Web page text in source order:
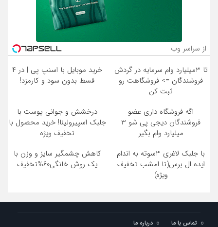
از سراسر وب
تا 3میلیارد وام سرمایه در گردش
فروشندگان => فروشگاهت رو
ثبت کن
خرید موبایل با اسنپ پی | در ۴
قسط بدون سود و کارمزد!
اگه فروشگاه داری عضو
فروشندگان دیجی پی شو 3
میلیارد وام بگیر
درخشش و جوانی پوست با
جلبک اسپیرولینا! خرید محصول با
تخفیف ویژه
با جلبک لاغری 3سوته به اندام
ایده ال برس(تا امشب تخفیف
ویژه)
کاهش چشمگیر سایز و وزن با
یک روش خانگی60%تخفیف
تماس با ما درباره ما